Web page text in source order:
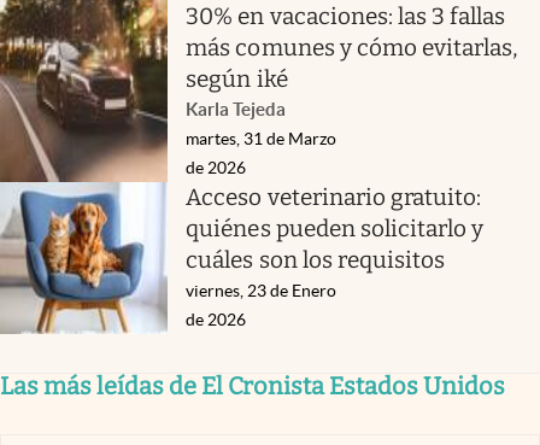
30% en vacaciones: las 3 fallas
más comunes y cómo evitarlas,
según iké
Karla Tejeda
martes, 31 de Marzo
de 2026
Acceso veterinario gratuito:
quiénes pueden solicitarlo y
cuáles son los requisitos
viernes, 23 de Enero
de 2026
Las más leídas de El Cronista Estados Unidos